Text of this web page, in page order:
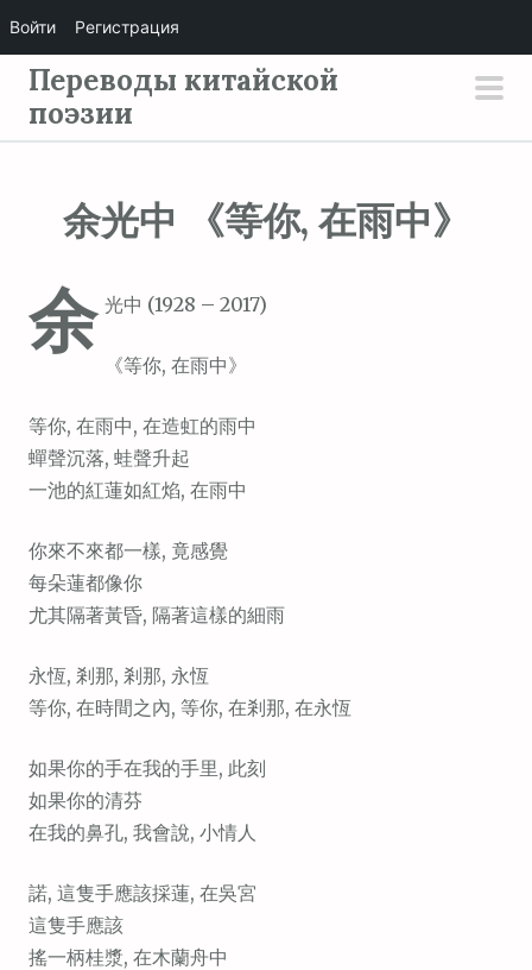
р
Переводы китайской
поэзии
余光中 《等你, 在雨中》
余 光中 (1928 – 2017)
《等你, 在雨中》
等你, 在雨中, 在造虹的雨中
蟬聲沉落, 蛙聲升起
一池的紅蓮如紅焰, 在雨中
你來不來都一樣, 竟感覺
每朵蓮都像你
尤其隔著黃昏, 隔著這樣的細雨
永恆, 剎那, 剎那, 永恆
等你, 在時間之內, 等你, 在剎那, 在永恆
如果你的手在我的手里, 此刻
如果你的清芬
在我的鼻孔, 我會說, 小情人
諾, 這隻手應該採蓮, 在吳宮
這隻手應該
搖一柄桂漿, 在木蘭舟中
Войти Регистрация